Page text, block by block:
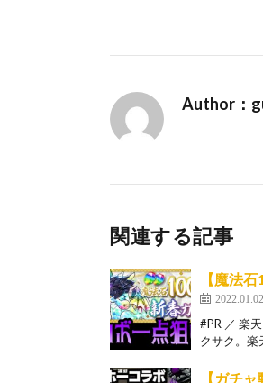
Author：
関連する記事
【魔法
2022.01.02
#PR ／ 楽
クサク。
【ガチ